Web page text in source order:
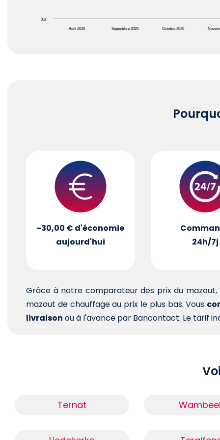
Août 2025 Septembre 2025 Octobre 2025
0.6
-30,00 € d'économie
aujourd'hui
24h/7j
Grâce à notre comparateur des prix du
mazout de chauffage au prix le plus bas. Vous
livraison ou à l'avance par Bancontact. Le tarif
Ternat